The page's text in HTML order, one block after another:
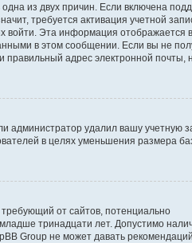
из двух причин. Если включена
требуется активация учетной
войти. Эта информация отображается в
в этом сообщении. Если вы не
правильный адрес электронной почты,
администратор удалил вашу учетную
в целях уменьшения размера
от сайтов, потенциально
тринадцати лет. Допустимо
Group не может давать